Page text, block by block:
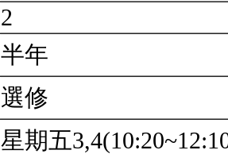
2
半年
選修
星期五